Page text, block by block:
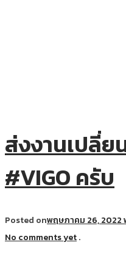
ส่งงานเปลี่ย
#VIGO ครับ
Posted onพฤษภาคม 26, 2022
No comments yet.